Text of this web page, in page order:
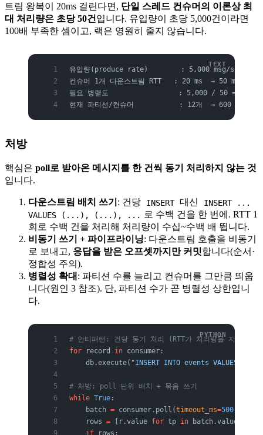
트림 왕복이 20ms 걸린다면, 단일 스레드 컨슈머의 이론상 최
대 처리량은 초당 50건 입니다. 유입량이 초당 5,000건이라면
100배 부족한 셈이고, 랙은 영원히 줄지 않습니다.
유입량(produce rate)        : 5,000 msg/s
컨슈머 1개 다운스트림 RTT   : 20 ms  → 50 msg/s
필요 병렬도                 : 5,000 / 50 = 100 (
현재 파티션/컨슈머           : 12개  → 600 msg/s
처방
핵심은 poll로 받아온 메시지를 한 건씩 동기 처리하지 않는 것
입니다.
다운스트림 배치 쓰기 : 건당 INSERT 대신
INSERT ...
VALUES (...), (...), ... 로 수백 건을 한 번에. RTT 1
회로 수백 건을 처리해 처리량이 수십~수백 배 뜁니다.
비동기 쓰기 + 파이프라이닝: 다운스트림 호출을 비동기
로 보내고, 응답을 받은 오프셋까지만 커밋합니다(순서·
정합성 주의).
병렬성 확대 : 파티션 수를 늘리고 컨슈머를 그만큼 띄웁
니다(원인 3 참조). 단, 파티션 수가 곧 병렬성 상한입니
다.
# 안티패턴: 건당 동기 처리 (RTT가 처리량을 지배)
for record in consumer:
    db.execute(
"INSERT INTO events VALUES (
# 처방: poll 단위 배치 + 묶음 쓰기
while True :
    batch
= consumer.poll(timeout_ms=500
    rows
= [r.value for tp in batch.values()